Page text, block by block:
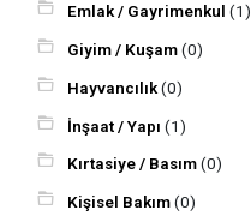
Emlak / Gayrimenkul(1)
Giyim / Kuşam(0)
Hayvancılık(0)
İnşaat / Yapı(1)
Kırtasiye / Basım(0)
Kişisel Bakım(0)